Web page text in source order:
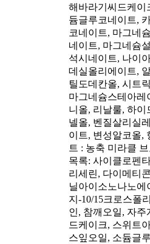
해바라기씨드케이
듐글루코네이트,
코네이트, 마그네
네이트, 마그네슘
석시네이트, 나이
데실올리에이트,
틸도데칸올, 시트
마그네슘스테아레
니올, 리날룰, 하
넬올, 벤질살리실
이트, 변성알코올,
트 : 농축 미라클
목록: 사이클로펜
리세린, 다이메티
닐아이소노나노에
지-10/15크로스폴
인, 참깨오일, 자주
드케이크, 스위트
스잎오일, 소듐글